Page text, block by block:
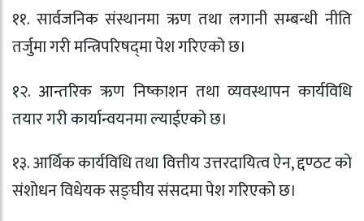
११. सार्वजनिक संस्थानमा ऋण तथा लगानी सम्बन्धी नीति
तर्जुमा गरी मन्त्रिपरिषद्‍मा पेश गरिएको छ।
१२. आन्तरिक ऋण निष्काशन तथा व्यवस्थापन कार्यविधि
तयार गरी कार्यान्वयनमा ल्याईएको छ।
१३. आर्थिक कार्यविधि तथा वित्तीय उत्तरदायित्व ऐन, द्दण्ठट को
संशोधन विधेयक सङ्‍घीय संसदमा पेश गरिएको छ।